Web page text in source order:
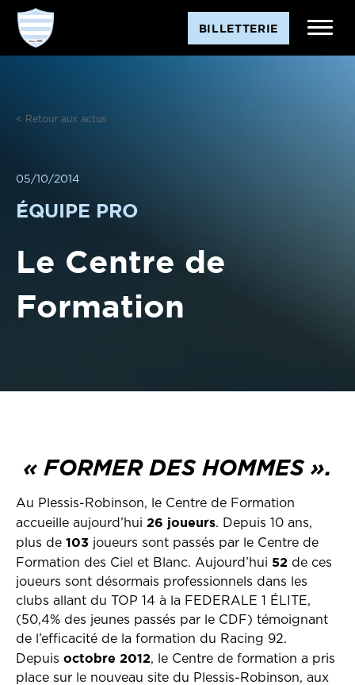
Aller
contenu
BILLETTERIE
< Retour aux actus
05/10/2014
ÉQUIPE PRO
Le Centre de
Formation
« FORMER DES HOMMES ».
Au Plessis-Robinson, le Centre de Formation
accueille aujourd’hui 26 joueurs. Depuis 10 ans,
plus de 103 joueurs sont passés par le Centre de
Formation des Ciel et Blanc. Aujourd’hui 52 de ces
joueurs sont désormais professionnels dans les
clubs allant du TOP 14 à la FEDERALE 1 ÉLITE,
(50,4% des jeunes passés par le CDF) témoignant
de l’efficacité de la formation du Racing 92.
Depuis octobre 2012, le Centre de formation a pris
place sur le nouveau site du Plessis-Robinson, aux